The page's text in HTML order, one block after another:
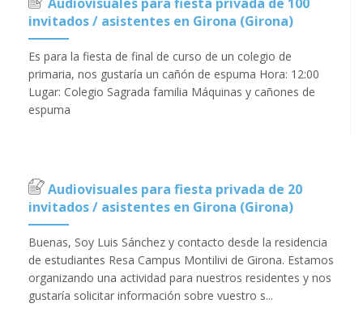
Audiovisuales para fiesta privada de 100
invitados / asistentes en Girona (Girona)
Es para la fiesta de final de curso de un colegio de
primaria, nos gustaría un cañón de espuma Hora: 12:00
Lugar: Colegio Sagrada familia Máquinas y cañones de
espuma
Audiovisuales para fiesta privada de 20
invitados / asistentes en Girona (Girona)
Buenas, Soy Luis Sánchez y contacto desde la residencia
de estudiantes Resa Campus Montilivi de Girona. Estamos
organizando una actividad para nuestros residentes y nos
gustaría solicitar información sobre vuestro s...